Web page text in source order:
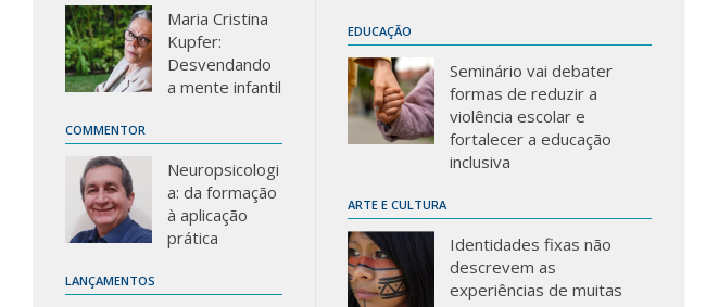
EDUCAÇÃO
Seminário vai debater
formas de reduzir a
violência escolar e
fortalecer a educação
inclusiva
ARTE E CULTURA
Identidades fixas não
descrevem as
experiências de muitas
Maria Cristina
Kupfer:
Desvendando
a mente infantil
COMMENTOR
Neuropsicologi
a: da formação
à aplicação
prática
LANÇAMENTOS